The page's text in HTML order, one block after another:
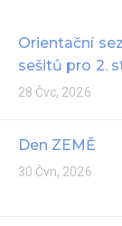
Orientační
sešitů pro 2.
28 Čvc, 2026
Den ZEMĚ
30 Čvn, 2026